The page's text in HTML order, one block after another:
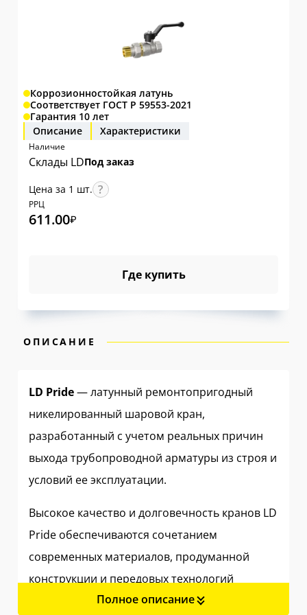
Коррозионностойкая латунь
Соответствует ГОСТ Р 59553-2021
Гарантия 10 лет
Описание
Характеристики
Наличие
Склады LDПод заказ
Цена за 1 шт.
РРЦ
611.00₽
Где купить
ОПИСАНИЕ
LD Pride— латунный ремонтопригодный
никелированный шаровой кран,
разработанный с учетом реальных причин
выхода трубопроводной арматуры из строя и
условий ее эксплуатации.
Высокое качество и долговечность кранов LD
Pride обеспечиваются сочетанием
современных материалов, продуманной
конструкции и передовых технологий
производства.Полное описание